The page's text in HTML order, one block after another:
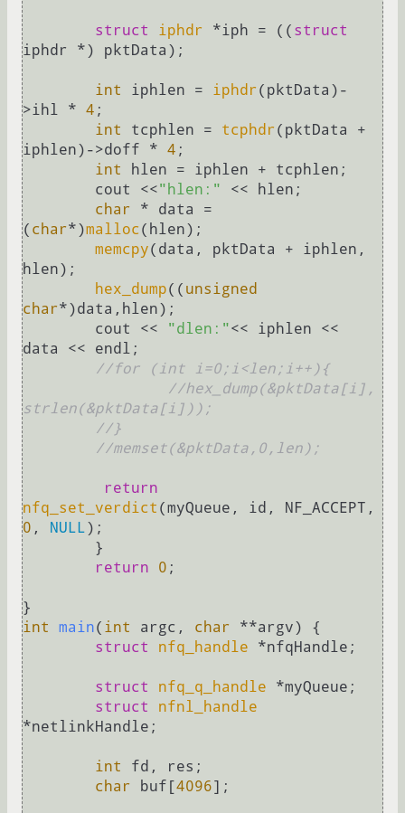
struct iphdr *iph = (( struct
iphdr *) pktData);
int iphlen = iphdr(pktData)-
>ihl * 4 ;
int
tcphlen = tcphdr(pktData +
iphlen)->doff * 4 ;
int
hlen = iphlen + tcphlen;
	cout <<
"hlen:"
<< hlen;
char * data =
( char*)malloc(hlen);
memcpy(data, pktData + iphlen,
hlen);
hex_dump(( unsigned
char*)data,hlen);
	cout <<
"dlen:"<< iphlen <<
data << endl;
//for (int i=0;i<len;i++){
//hex_dump(&pktData[i],
strlen(&pktData[i]));
//}
//memset(&pktData,0,len);
return
nfq_set_verdict
(myQueue, id, NF_ACCEPT,
0 , NULL);
return
0 ;
int
main( int argc, char **argv)
{
struct
nfq_handle *nfqHandle;
struct nfq_q_handle *myQueue;
struct
nfnl_handle
*netlinkHandle;
int
fd, res;
char buf[4096];